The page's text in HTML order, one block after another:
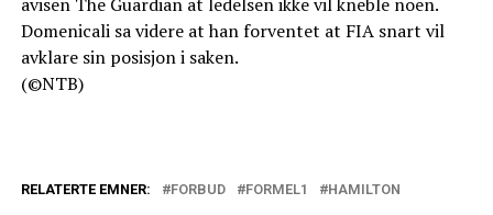
avisen The Guardian at ledelsen ikke vil kneble noen.
Domenicali sa videre at han forventet at FIA snart vil
avklare sin posisjon i saken.
(©NTB)
RELATERTE EMNER: FORBUD FORMEL1 HAMILTON